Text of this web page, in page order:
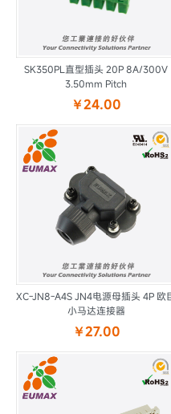
SK350PL直型插头 20P 8A/300V
3.50mm Pitch
￥24.00
XC-JN8-A4S JN4电源母插头 4P 欧
小马达连接器
￥27.00